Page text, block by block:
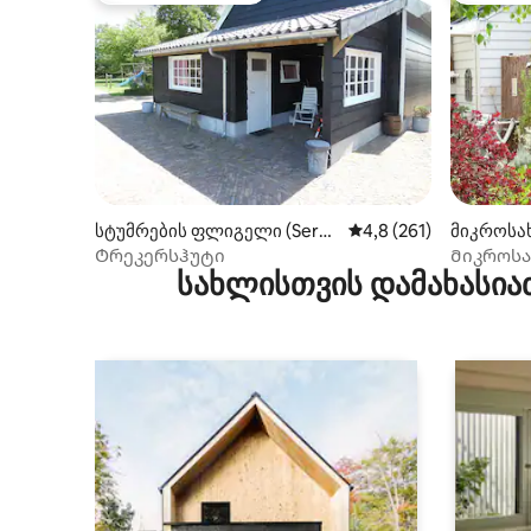
სტუმრების ფლიგელი (Sero
oskerke)
საშუალო შეფასებაა
4,8 (261)
Ტრეკერსჰუტი
სახლისთვის